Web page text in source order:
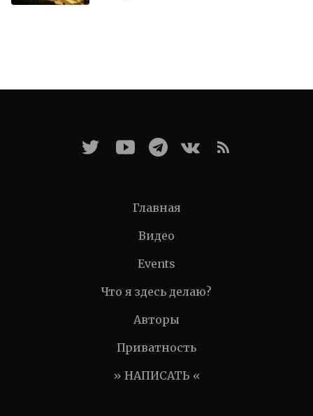
Главная
Видео
Events
Что я здесь делаю?
Авторы
Приватность
» НАПИСАТЬ «